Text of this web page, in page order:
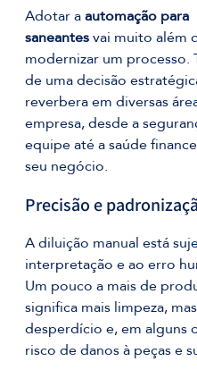
Adotar a automação para
saneantes vai muito além
modernizar um processo.
de uma decisão
reverbera em diversas
empresa, desde a
equipe até a saúde
seu negócio.
Precisão e
A diluição manual está
interpretação e ao erro
Um pouco a mais de
significa mais limpeza,
desperdício e, em alguns
risco de danos à peças e